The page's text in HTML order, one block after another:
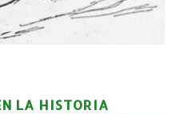
LA HISTORIA